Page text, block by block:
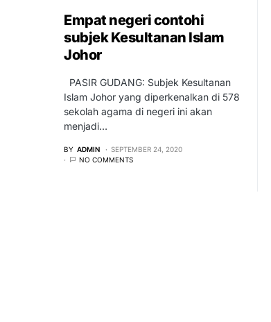
Empat negeri contohi
subjek Kesultanan Islam
Johor
PASIR GUDANG: Subjek Kesultanan
Islam Johor yang diperkenalkan di 578
sekolah agama di negeri ini akan
menjadi…
BY ADMIN
SEPTEMBER 24, 2020
NO COMMENTS